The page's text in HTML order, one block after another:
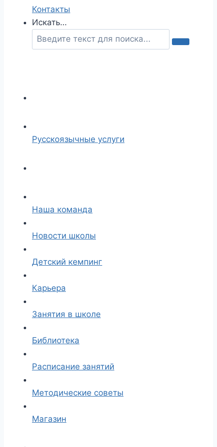
Контакты
Искать…
Русскоязычные услуги
Наша команда
Новости школы
Детский кемпинг
Карьера
Занятия в школе
Библиотека
Расписание занятий
Методические советы
Магазин